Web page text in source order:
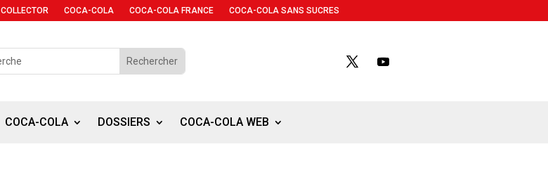
COLLECTOR COCA-COLA COCA-COLA FRANCE COCA-COLA SANS SUCRES
COCA-COLA DOSSIERS COCA-COLA WEB